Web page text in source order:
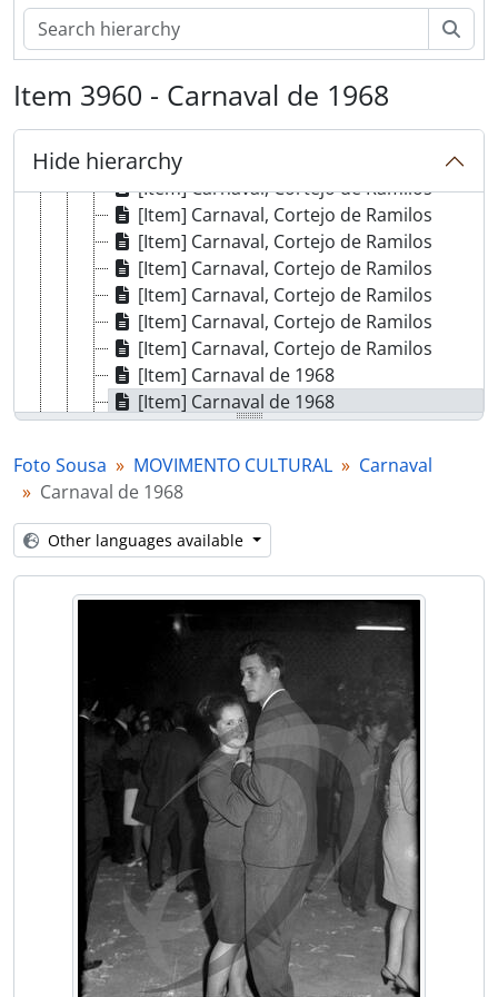
Item 3960 - Carnaval de 1968
Hide hierarchy
[Item] Carnaval
[Item] Carnaval
[Item] Carnaval
[Item] Carnaval, Cortejo de Ramilos
[Item] Carnaval, Cortejo de Ramilos
[Item] Carnaval, Cortejo de Ramilos
[Item] Carnaval, Cortejo de Ramilos
[Item] Carnaval, Cortejo de Ramilos
[Item] Carnaval, Cortejo de Ramilos
[Item] Carnaval, Cortejo de Ramilos
[Item] Carnaval, Cortejo de Ramilos
[Item] Carnaval, Cortejo de Ramilos
[Item] Carnaval, Cortejo de Ramilos
[Item] Carnaval de 1968
[Item] Carnaval de 1968
[Item] Carnaval de 1968
[Item] Carnaval de 1968
[Item] Carnaval de 1968
[Item] Carnaval de 1968
[Item] Carnaval de 1968
[Item] Carnaval de 1968
[Item] Carnaval de 1968
[Item] Carnaval de 1968
[Item] Carnaval de 1968
[Item] Carnaval de 1968
[Item] Carnaval de 1968
[Item] Carnaval de 1968
[Item] Carnaval de 1968
[Item] Carnaval de 1968
[Item] Carnaval de 1968
[Item] Carnaval de 1968
[Item] Carnaval de 1968
[Item] Carnaval de 1968
[Item] Carnaval de 1968
[Item] Carnaval de 1968
[Item] Carnaval de 1968
Foto Sousa MOVIMENTO CULTURAL
Carnaval
Carnaval de 1968
Other languages available